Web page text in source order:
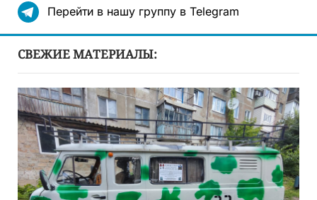
Перейти в нашу группу в Telegram
СВЕЖИЕ МАТЕРИАЛЫ: